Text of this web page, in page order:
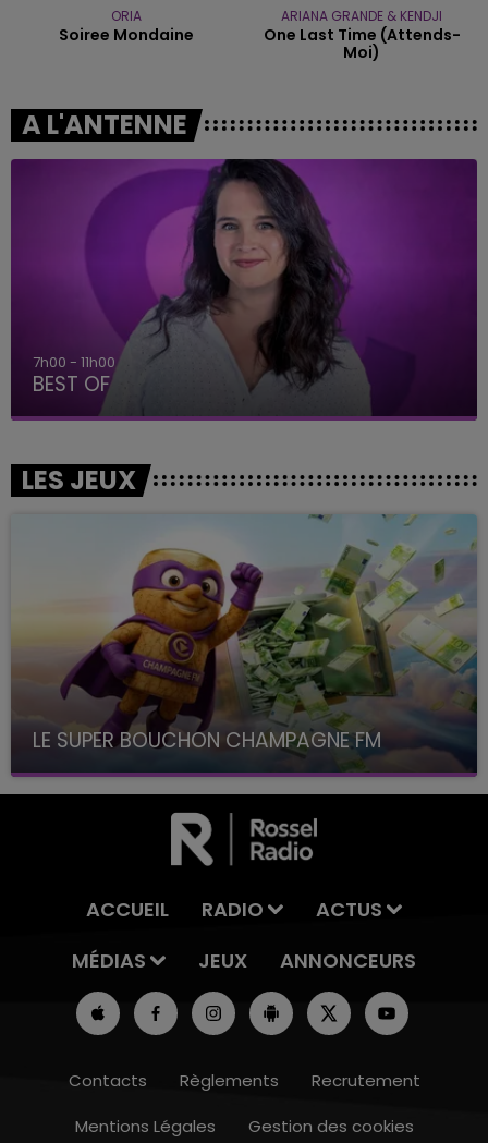
ORIA
Soiree Mondaine
ARIANA GRANDE & KENDJI
One Last Time (attends-
Moi)
A L'ANTENNE
7h00 - 11h00
BEST OF
LES JEUX
LE SUPER BOUCHON CHAMPAGNE FM
avec La Famille Champagne FM, à 8H10
ACCUEIL RADIO
ACTUS
MÉDIAS
JEUX ANNONCEURS
Contacts Règlements
Recrutement
Mentions Légales
Gestion des cookies